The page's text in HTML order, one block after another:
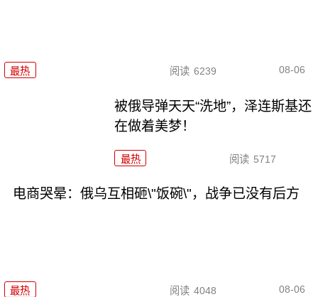
最热 阅读 6239 08-06
被俄导弹天天“洗地”，泽连斯基还
在做着美梦！
最热 阅读 5717
电商哭晕：俄乌互相砸\"饭碗\"，战争已没有后方
最热 阅读 4048 08-06